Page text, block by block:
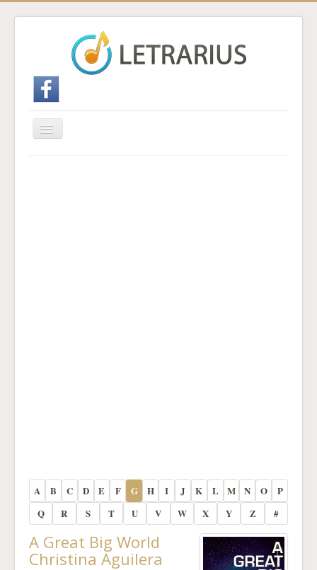
Cambiar
navegación
A B C D E F G H I J K L M N O
P
Q
R S T U V W X Y Z #
A Great Big World
Christina Aguilera